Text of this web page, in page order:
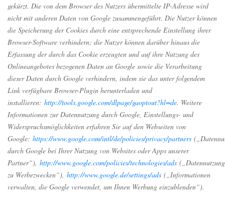
gekürzt. Die von dem Browser des Nutzers übermittelte IP-Adresse wird
nicht mit anderen Daten von Google zusammengeführt. Die Nutzer können
die Speicherung der Cookies durch eine entsprechende Einstellung ihrer
Browser-Software verhindern; die Nutzer können darüber hinaus die
Erfassung der durch das Cookie erzeugten und auf ihre Nutzung des
Onlineangebotes bezogenen Daten an Google sowie die Verarbeitung
dieser Daten durch Google verhindern, indem sie das unter folgendem
Link verfügbare Browser-Plugin herunterladen und
installieren: http://tools.google.com/dlpage/gaoptout?hl=de. Weitere
Informationen zur Datennutzung durch Google, Einstellungs- und
Widerspruchsmöglichkeiten erfahren Sie auf den Webseiten von
Google: https://www.google.com/intl/de/policies/privacy/partners
durch Google bei Ihrer Nutzung von Websites oder Apps unserer
Partner“), http://www.google.com/policies/technologies/ads („Datennutzung
zu Werbezwecken“), http://www.google.de/settings/ads („Informationen
verwalten, die Google verwendet, um Ihnen Werbung einzublenden“).